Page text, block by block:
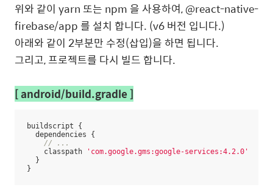
위와 같이 yarn 또는 npm 을 사용하여, @react-native-
firebase/app 를 설치 합니다. (v6 버전 입니다.)
아래와 같이 2부분만 수정(삽입)을 하면 됩니다.
그리고, 프로젝트를 다시 빌드 합니다.
[ android/build.gradle ]
buildscript {
  dependencies {
// ...
    classpath
'com.google.gms:google-services:4.2.0'
  }
}